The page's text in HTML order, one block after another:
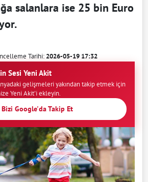
salanlara ise 25 bin Euro
Tarihi:2026-05-19 17:32
Sesi Yeni Akit
gelişmeleri yakından takip etmek için
Yeni Akit'i ekleyin.
Bizi Google'da Takip Et